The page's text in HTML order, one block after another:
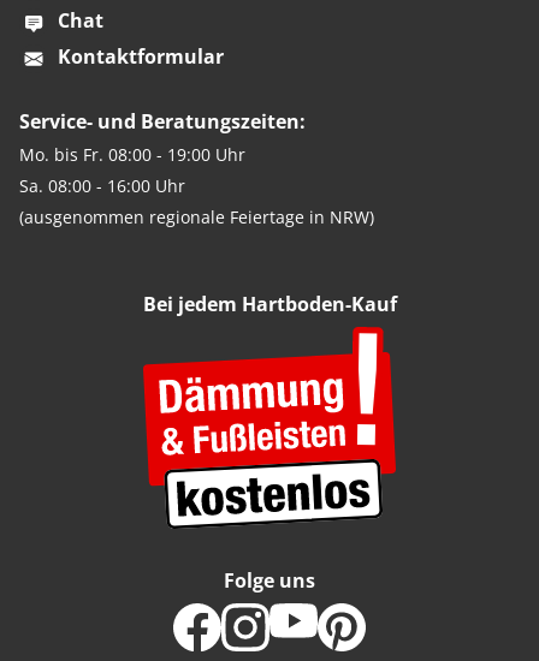
Chat
Kontaktformular
Service- und Beratungszeiten:
Mo. bis Fr. 08:00 - 19:00 Uhr
Sa. 08:00 - 16:00 Uhr
(ausgenommen regionale Feiertage in NRW)
Bei jedem Hartboden-Kauf
Folge uns